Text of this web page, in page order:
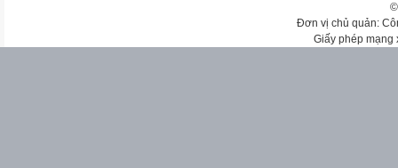
Đơn vị chủ quản:
Giấy phép mạng